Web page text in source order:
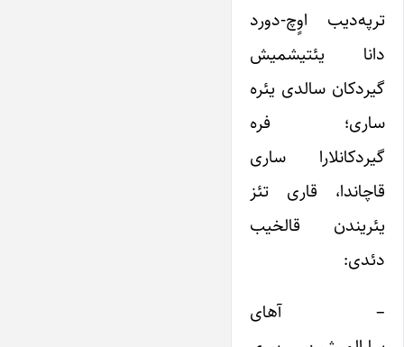
ترپه‌دیب اوٍچ-دورد
دانا یئتیشمیش
گیردکان سالدی یئره
ساری؛ فره
گیردکانلارا ساری
قاچاندا، قاری تئز
یئریندن قالخیب
دئدی:
– آهای